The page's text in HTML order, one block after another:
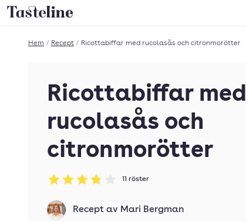
Till Tastelines startsida
Hem / Recept / Ricottabiffar med rucolasås och citronmorötter
Ricottabiffar med
rucolasås och
citronmorötter
Betyg: 3.82 av 5
11 röster
Recept av Mari Bergman